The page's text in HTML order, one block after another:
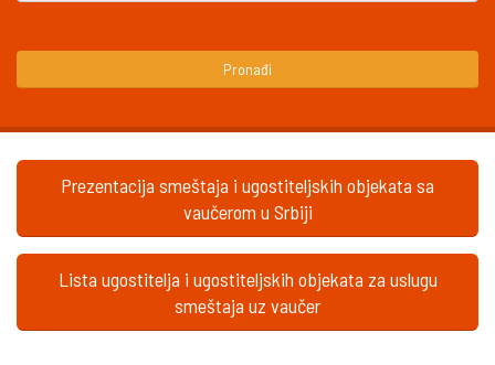
Pronađi
Prezentacija smeštaja i ugostiteljskih objekata sa
vaučerom u Srbiji
Lista ugostitelja i ugostiteljskih objekata za uslugu
smeštaja uz vaučer